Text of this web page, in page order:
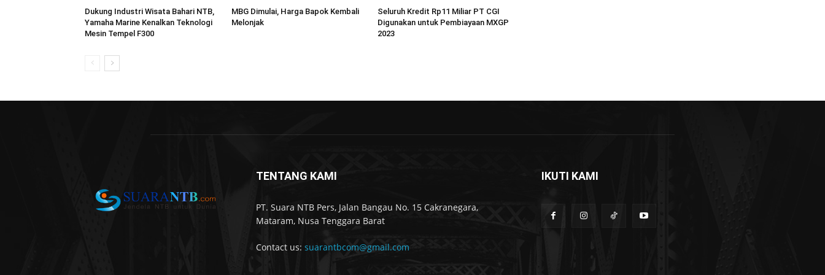
Dukung Industri Wisata Bahari NTB,
Yamaha Marine Kenalkan Teknologi
Mesin Tempel F300
MBG Dimulai, Harga Bapok Kembali
Melonjak
Seluruh Kredit Rp11 Miliar PT CGI
Digunakan untuk Pembiayaan MXGP
2023
TENTANG KAMI
PT. Suara NTB Pers, Jalan Bangau No. 15 Cakranegara,
Mataram, Nusa Tenggara Barat
Contact us: suarantbcom@gmail.com
IKUTI KAMI